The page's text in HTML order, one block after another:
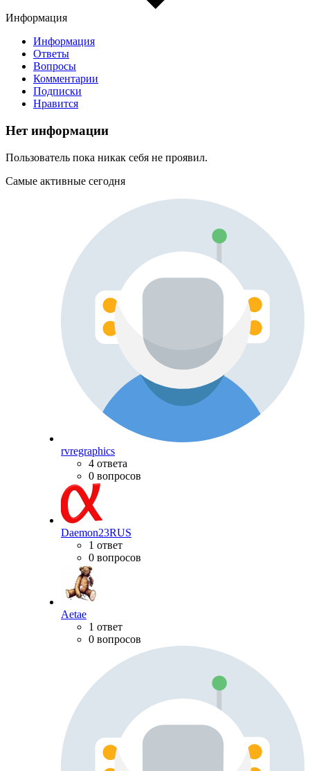
Информация
Информация
Ответы
Вопросы
Комментарии
Подписки
Нравится
Нет информации
Пользователь пока никак себя не проявил.
Самые активные сегодня
rvregraphics
4 ответа
0 вопросов
Daemon23RUS
1 ответ
0 вопросов
Aetae
1 ответ
0 вопросов